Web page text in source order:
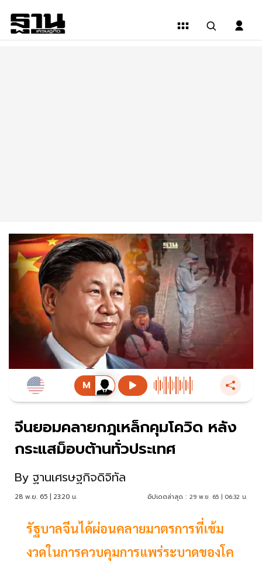
จีนยอมคลายกฎเหล็กคุมโควิด หลัง
กระแสม็อบต้านทั่วประเทศ
By ฐานเศรษฐกิจดิจิทัล
28 พ.ย. 65 | 23:20 น. อัปเดตล่าสุด : 29 พ.ย. 65 | 06:32 น.
รัฐบาลจีนได้ผ่อนคลายมาตรการที่เข้ม
งวดในการควบคุมการแพร่ระบาดของโค